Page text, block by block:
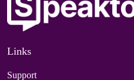
Links
Support